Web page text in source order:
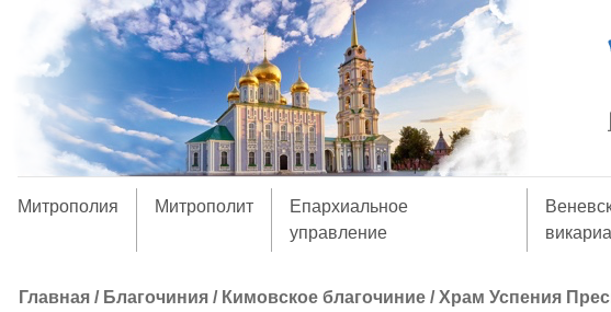
Митрополия Митрополит
Епархиальное
управление
Главная / Благочиния / Кимовское благочиние /Храм Успения